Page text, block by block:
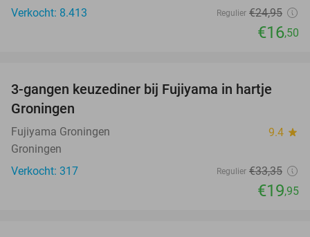
Verkocht: 8.413
Regulier €24,95
€16,50
40%
3-gangen keuzediner bij Fujiyama in hartje
Groningen
Fujiyama Groningen 9.4 star
Groningen
Verkocht: 317
Regulier €33,35
€19,95